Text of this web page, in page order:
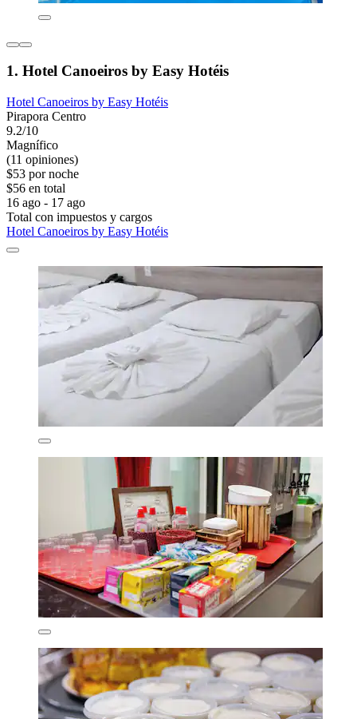
1. Hotel Canoeiros by Easy Hotéis
Hotel Canoeiros by Easy Hotéis
Pirapora Centro
9.2/10
Magnífico
(11 opiniones)
$53 por noche
$56 en total
16 ago - 17 ago
Total con impuestos y cargos
Hotel Canoeiros by Easy Hotéis